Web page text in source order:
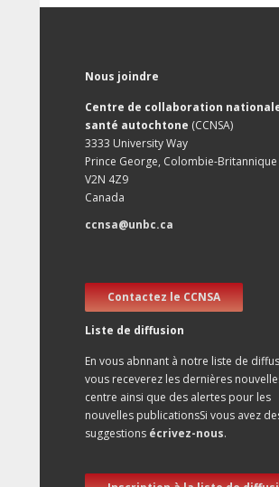
Nous joindre
Centre de collaboration
santé autochtone (CCNSA)
3333 University Way
Prince George, Colombie-Britannique
V2N 4Z9
Canada
ccnsa@unbc.ca
Contactez le CCNSA
Liste de diffusion
En vous abnnant à notre liste de
vous receverez les dernières
centre ainsi que des alertes pour les
nouvelles publicationsSi vous avez
suggestions écrivez-nous.